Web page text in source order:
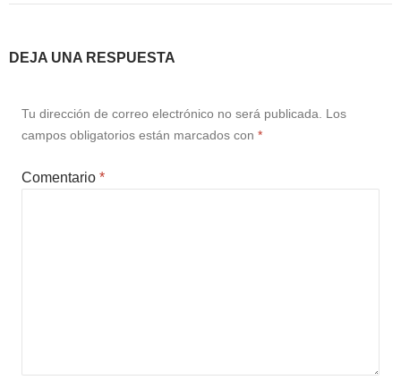
DEJA UNA RESPUESTA
Tu dirección de correo electrónico no será publicada. Los
campos obligatorios están marcados con *
Comentario *